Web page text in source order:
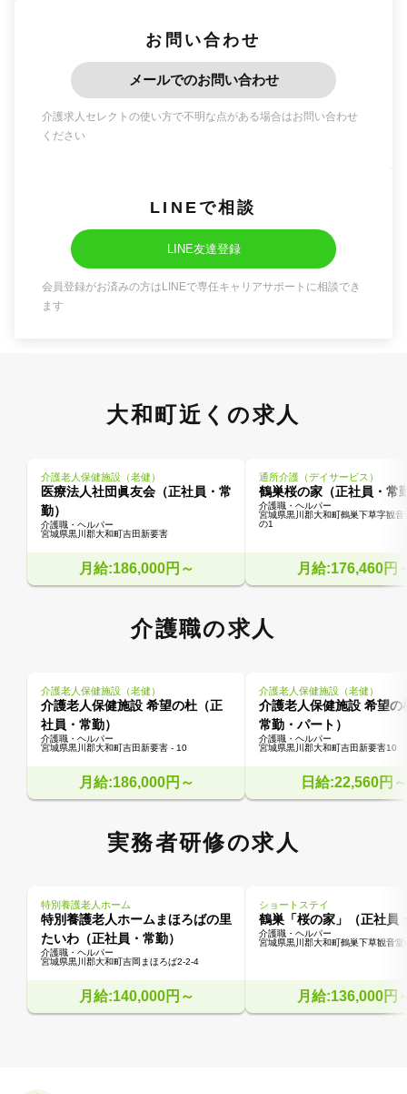
お問い合わせ
メールでのお問い合わせ
介護求人セレクトの使い方で不明な点がある場合はお問い合わせ
ください
LINEで相談
LINE友達登録
会員登録がお済みの方はLINEで専任キャリアサポートに相談でき
ます
大和町近くの求人
介護老人保健施設（老健）
医療法人社団眞友会（正社員・常
勤）
介護職・ヘルパー
宮城県黒川郡大和町吉田新要害
月給:186,000円～
通所介護（デイサービス）
鶴巣桜の家（正社員・常
介護職・ヘルパー
宮城県黒川郡大和町鶴巣下草字観音
の1
月給:176,460円
介護職の求人
介護老人保健施設（老健）
介護老人保健施設 希望の杜（正
社員・常勤）
介護職・ヘルパー
宮城県黒川郡大和町吉田新要害 - 10
月給:186,000円～
介護老人保健施設（老健）
介護老人保健施設 希望の
常勤・パート）
介護職・ヘルパー
宮城県黒川郡大和町吉田新要害10
日給:22,560円～
実務者研修の求人
特別養護老人ホーム
特別養護老人ホームまほろばの里
たいわ（正社員・常勤）
介護職・ヘルパー
宮城県黒川郡大和町吉岡まほろば2-2-4
月給:140,000円～
ショートステイ
鶴巣「桜の家」（正社員
介護職・ヘルパー
宮城県黒川郡大和町鶴巣下草観音堂
月給:136,000円